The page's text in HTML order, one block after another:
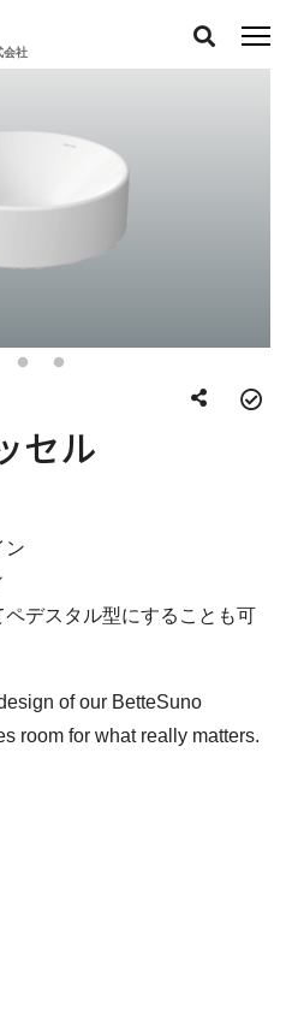
会社
セル
ン
ペデスタル型にすることも可
of our BetteSuno
room for what really matters.